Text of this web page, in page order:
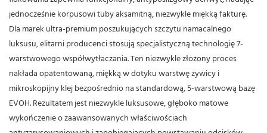
jednocześnie korpusowi tuby aksamitną, niezwykle miękką fakturę.
Dla marek ultra-premium poszukujących szczytu namacalnego
luksusu, elitarni producenci stosują specjalistyczną technologię 7-
warstwowego współwytłaczania. Ten niezwykle złożony proces
nakłada opatentowaną, miękką w dotyku warstwę żywicy i
mikroskopijny klej bezpośrednio na standardową, 5-warstwową bazę
EVOH. Rezultatem jest niezwykle luksusowe, głęboko matowe
wykończenie o zaawansowanych właściwościach